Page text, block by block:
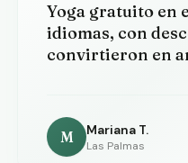
Yoga gratuito en
idiomas, con
convirtieron en
M Mariana T.
Las Palmas